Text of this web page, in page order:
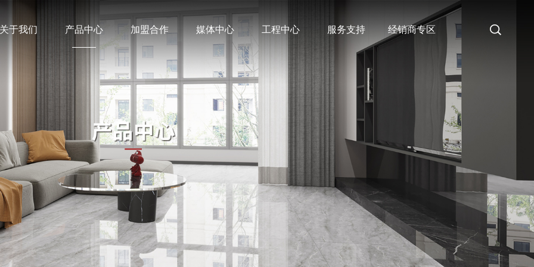
关于我们 产品中心 加盟合作 媒体中心 工程中心 服务支持 经销商专区